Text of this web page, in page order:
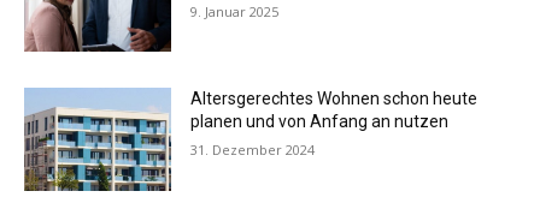
9. Januar 2025
Altersgerechtes Wohnen schon heute
planen und von Anfang an nutzen
31. Dezember 2024